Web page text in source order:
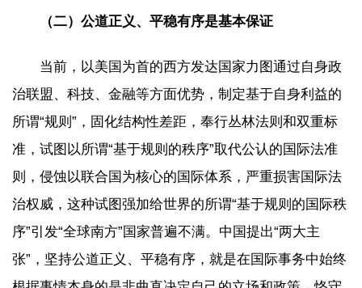
（二）公道正义、平稳有序是基本保证
当前，以美国为首的西方发达国家力图通过自身政
治联盟、科技、金融等方面优势，制定基于自身利益的
所谓“规则”，固化结构性差距，奉行丛林法则和双重标
准，试图以所谓“基于规则的秩序”取代公认的国际法准
则，侵蚀以联合国为核心的国际体系，严重损害国际法
治权威，这种试图强加给世界的所谓“基于规则的国际秩
序”引发“全球南方”国家普遍不满。中国提出“两大主
张”，坚持公道正义、平稳有序，就是在国际事务中始终